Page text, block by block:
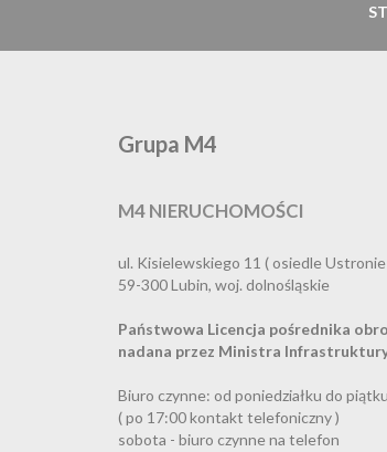
Grupa M4
M4 NIERUCHOMOŚCI
ul. Kisielewskiego 11 ( osiedle
59-300 Lubin, woj. dolnośląskie
Państwowa Licencja pośrednika
nadana przez Ministra
Biuro czynne: od poniedziałku do
( po 17:00 kontakt telefoniczny )
sobota - biuro czynne na telefon